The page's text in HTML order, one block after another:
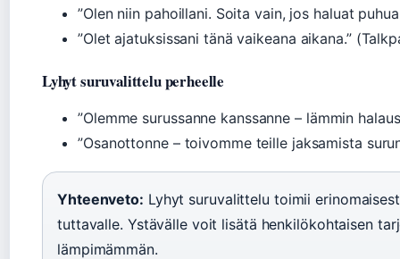
”Olen niin pahoillani. Soita vain, jos haluat
”Olet ajatuksissani tänä vaikeana aikana.”
Lyhyt suruvalittelu perheelle
”Olemme surussanne kanssanne – lämmin
”Osanottonne – toivomme teille jaksamista
Yhteenveto: Lyhyt suruvalittelu toimii
tuttavalle. Ystävälle voit lisätä henkilökohtaisen
lämpimämmän.